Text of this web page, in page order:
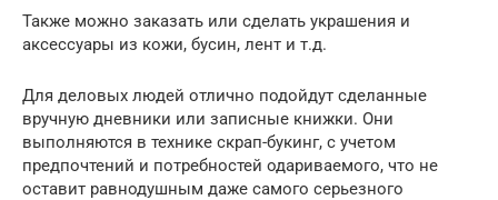
Также можно заказать или сделать украшения и
аксессуары из кожи, бусин, лент и т.д.
Для деловых людей отлично подойдут сделанные
вручную дневники или записные книжки. Они
выполняются в технике скрап-букинг, с учетом
предпочтений и потребностей одариваемого, что не
оставит равнодушным даже самого серьезного